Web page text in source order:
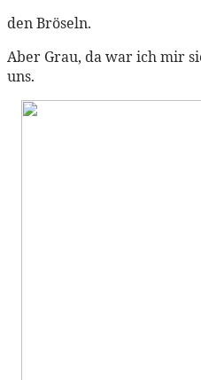
den Bröseln.
Aber Grau, da war ich mir
uns.